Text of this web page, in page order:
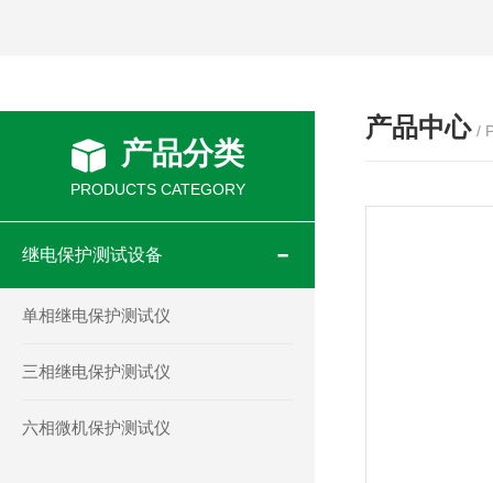
产品分类
PRODUCTS CATEGORY
继电保护测试设备
单相继电保护测试仪
三相继电保护测试仪
六相微机保护测试仪
产品中心 /